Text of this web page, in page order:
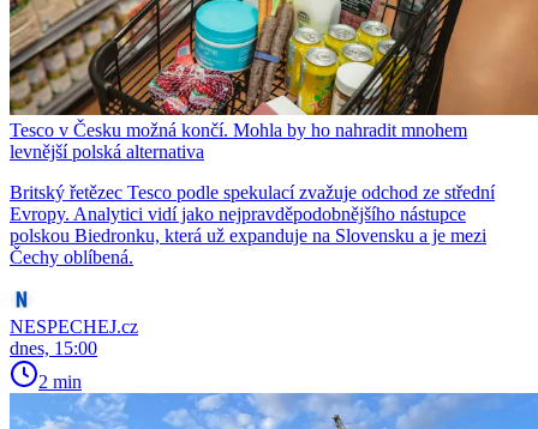
Tesco v Česku možná končí. Mohla by ho nahradit mnohem
levnější polská alternativa
Britský řetězec Tesco podle spekulací zvažuje odchod ze střední
Evropy. Analytici vidí jako nejpravděpodobnějšího nástupce
polskou Biedronku, která už expanduje na Slovensku a je mezi
Čechy oblíbená.
NESPECHEJ.cz
dnes, 15:00
2 min